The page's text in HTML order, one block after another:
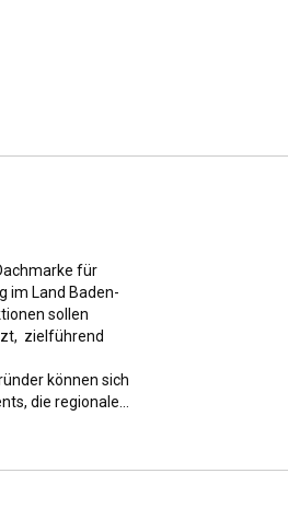
für
im Land Baden-
sollen
zielführend
können sich
die regionalen